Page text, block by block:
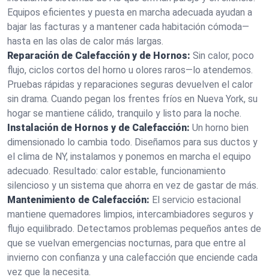
Equipos eficientes y puesta en marcha adecuada ayudan a
bajar las facturas y a mantener cada habitación cómoda—
hasta en las olas de calor más largas.
Reparación de Calefacción y de Hornos: Sin calor, poco
flujo, ciclos cortos del horno u olores raros—lo atendemos.
Pruebas rápidas y reparaciones seguras devuelven el calor
sin drama. Cuando pegan los frentes fríos en Nueva York, su
hogar se mantiene cálido, tranquilo y listo para la noche.
Instalación de Hornos y de Calefacción: Un horno bien
dimensionado lo cambia todo. Diseñamos para sus ductos y
el clima de NY, instalamos y ponemos en marcha el equipo
adecuado. Resultado: calor estable, funcionamiento
silencioso y un sistema que ahorra en vez de gastar de más.
Mantenimiento de Calefacción: El servicio estacional
mantiene quemadores limpios, intercambiadores seguros y
flujo equilibrado. Detectamos problemas pequeños antes de
que se vuelvan emergencias nocturnas, para que entre al
invierno con confianza y una calefacción que enciende cada
vez que la necesita.